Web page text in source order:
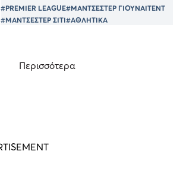
#PREMIER LEAGUE#ΜΑΝΤΣΕΣΤΕΡ ΓΙΟΥΝΑΙΤΕΝΤ
#ΜΑΝΤΣΕΣΤΕΡ ΣΙΤΙ#ΑΘΛΗΤΙΚΑ
Περισσότερα